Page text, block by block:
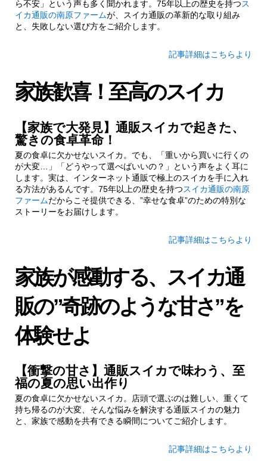
ら不安」という声も多く聞かれます。75年以上の歴史を持つス
イカ通販の南原ファームが、スイカ通販の革新的な取り組み
と、失敗しない選び方をご紹介します。
記事詳細はこちらより
家族歓喜！至高のスイカ
【家族で大発見】通販スイカで起きた、
驚きの食卓革命！
夏の食卓に欠かせないスイカ。でも、「重いから買いに行くの
が大変…」「どうやって選べばいいの？」という声をよく耳に
します。実は、インターネット通販で極上のスイカを手に入れ
る方法があるんです。75年以上の歴史を持つスイカ通販の南原
ファームだからこそ提供できる、”幸せな食卓”のための特別な
ストーリーをお届けします。
記事詳細はこちらより
家族が感動する、スイカ通
販の”奇跡のような甘さ”を
体験せよ
【衝撃の甘さ】通販スイカで味わう、至
福の夏の思い出作り
夏の食卓に欠かせないスイカ。店頭で選ぶのは難しい、重くて
持ち帰るのが大変、そんな悩みを解決する通販スイカの魅力
と、家族で感動を共有できる瞬間についてご紹介します。
記事詳細はこちらより